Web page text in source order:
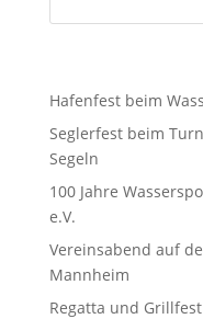
Hafenfest beim
Seglerfest beim
Segeln
100 Jahre
e.V.
Vereinsabend auf
Mannheim
Regatta und